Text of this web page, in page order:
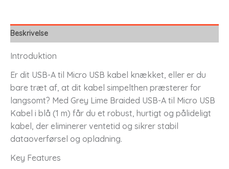
Beskrivelse
Introduktion
Er dit USB-A til Micro USB kabel knækket, eller er du
bare træt af, at dit kabel simpelthen præsterer for
langsomt? Med Grey Lime Braided USB-A til Micro USB
Kabel i blå (1 m) får du et robust, hurtigt og pålideligt
kabel, der eliminerer ventetid og sikrer stabil
dataoverførsel og opladning.
Key Features